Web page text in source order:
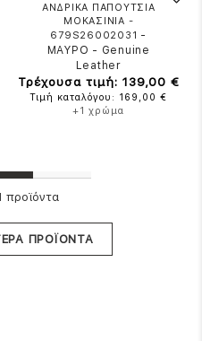
ΑΝΔΡΙΚΑ ΠΑΠΟΥΤΣΙΑ
ΜΟΚΑΣΙΝΙΑ -
679S26002031 -
ΜΑΥΡΟ - Genuine
Leather
Τρέχουσα τιμή: 139,00 €
Τιμή καταλόγου: 169,00 €
+1 χρώμα
προϊόντα
ΠΡΟΪΟΝΤΑ